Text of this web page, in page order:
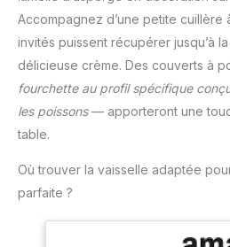
d'arrêt
10
de la
facile à
de lire
dont le
Accompagnez d’une petite cuillère
invités puissent récupérer jusqu’à
délicieuse crème. Des couverts à
fourchette au profil spécifique
les poissons— apporteront une
table.
Où trouver la vaisselle adaptée
parfaite ?